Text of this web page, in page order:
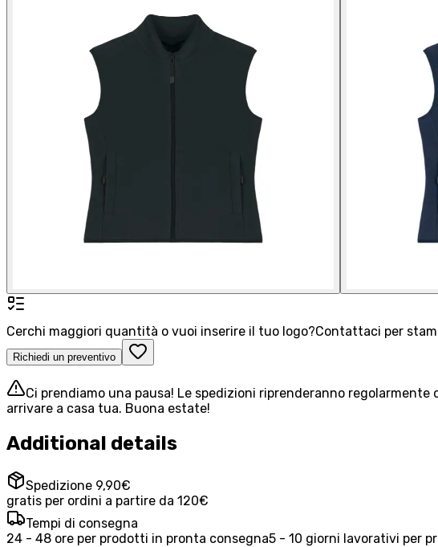
Cerchi maggiori quantità o vuoi inserire il tuo logo?Contattaci per
Richiedi un preventivo
Ci prendiamo una pausa! Le spedizioni riprenderanno
arrivare a casa tua. Buona estate!
Additional details
Spedizione 9,90€
gratis per ordini a partire da 120€
Tempi di consegna
24 - 48 ore per prodotti in pronta consegna5 - 10 giorni lavorativi per